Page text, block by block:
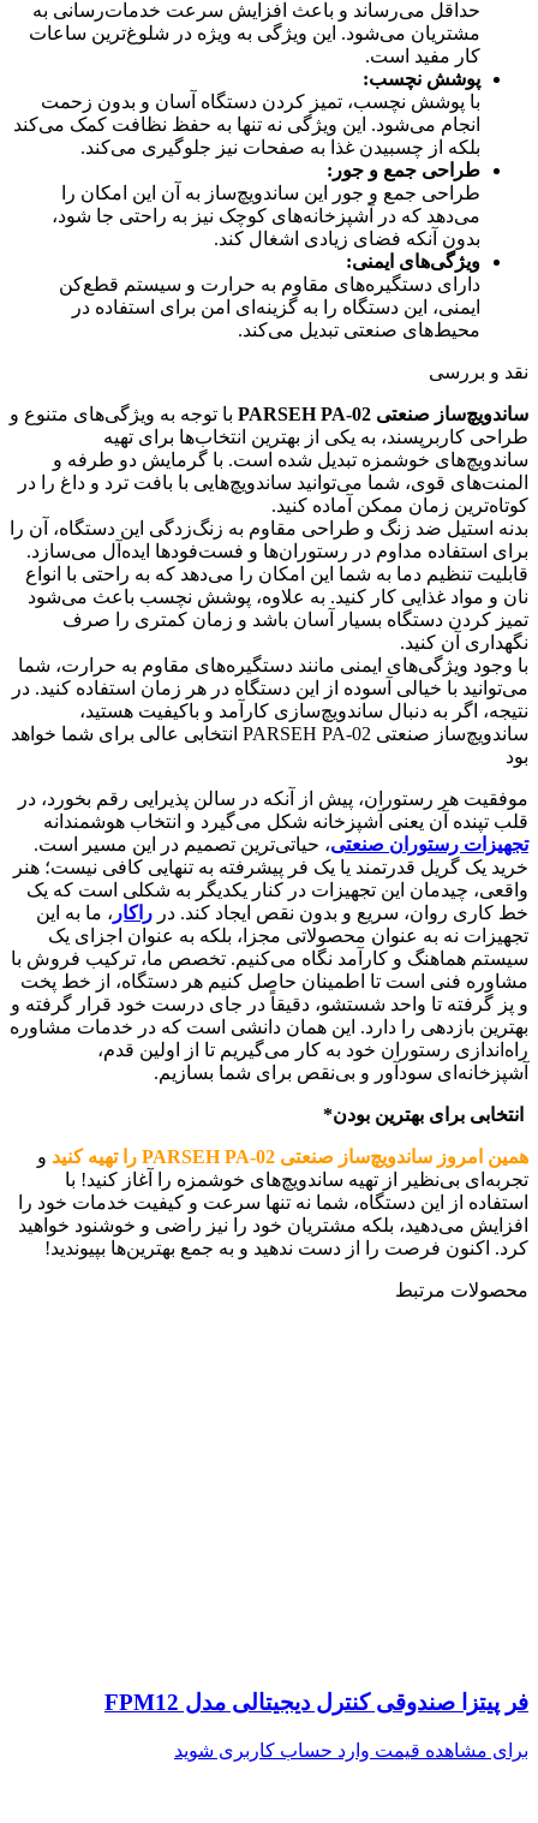
حداقل می‌رساند و باعث افزایش سرعت خدمات‌رسانی به
مشتریان می‌شود. این ویژگی به ویژه در شلوغ‌ترین ساعات
کار مفید است.
پوشش نچسب:
با پوشش نچسب، تمیز کردن دستگاه آسان و بدون زحمت
انجام می‌شود. این ویژگی نه تنها به حفظ نظافت کمک می‌کند
بلکه از چسبیدن غذا به صفحات نیز جلوگیری می‌کند.
طراحی جمع و جور:
طراحی جمع و جور این ساندویچ‌ساز به آن این امکان را
می‌دهد که در آشپزخانه‌های کوچک نیز به راحتی جا شود،
بدون آنکه فضای زیادی اشغال کند.
ویژگی‌های ایمنی:
دارای دستگیره‌های مقاوم به حرارت و سیستم قطع‌کن
ایمنی، این دستگاه را به گزینه‌ای امن برای استفاده در
محیط‌های صنعتی تبدیل می‌کند.
نقد و بررسی
ساندویچ‌ساز صنعتی PARSEH PA-02
با توجه به ویژگی‌های متنوع و
طراحی کاربرپسند، به یکی از بهترین انتخاب‌ها برای تهیه
ساندویچ‌های خوشمزه تبدیل شده است. با گرمایش دو طرفه و
المنت‌های قوی، شما می‌توانید ساندویچ‌هایی با بافت ترد و داغ را در
کوتاه‌ترین زمان ممکن آماده کنید.
بدنه استیل ضد زنگ و طراحی مقاوم به زنگ‌زدگی این دستگاه، آن را
برای استفاده مداوم در رستوران‌ها و فست‌فودها ایده‌آل می‌سازد.
قابلیت تنظیم دما به شما این امکان را می‌دهد که به راحتی با انواع
نان و مواد غذایی کار کنید. به علاوه، پوشش نچسب باعث می‌شود
تمیز کردن دستگاه بسیار آسان باشد و زمان کمتری را صرف
نگهداری آن کنید.
با وجود ویژگی‌های ایمنی مانند دستگیره‌های مقاوم به حرارت، شما
می‌توانید با خیالی آسوده از این دستگاه در هر زمان استفاده کنید. در
نتیجه، اگر به دنبال ساندویچ‌سازی کارآمد و باکیفیت هستید،
ساندویچ‌ساز صنعتی PARSEH PA-02 انتخابی عالی برای شما خواهد
بود
موفقیت هر رستوران، پیش از آنکه در سالن پذیرایی رقم بخورد، در
قلب تپنده آن یعنی آشپزخانه شکل می‌گیرد و انتخاب هوشمندانه
تجهیزات رستوران صنعتی، حیاتی‌ترین تصمیم در این مسیر است.
خرید یک گریل قدرتمند یا یک فر پیشرفته به تنهایی کافی نیست؛ هنر
واقعی، چیدمان این تجهیزات در کنار یکدیگر به شکلی است که یک
خط کاری روان، سریع و بدون نقص ایجاد کند. در راکار ، ما به این
تجهیزات نه به عنوان محصولاتی مجزا، بلکه به عنوان اجزای یک
سیستم هماهنگ و کارآمد نگاه می‌کنیم. تخصص ما، ترکیب فروش با
مشاوره فنی است تا اطمینان حاصل کنیم هر دستگاه، از خط پخت
و پز گرفته تا واحد شستشو، دقیقاً در جای درست خود قرار گرفته و
بهترین بازدهی را دارد. این همان دانشی است که در خدمات مشاوره
راه‌اندازی رستوران خود به کار می‌گیریم تا از اولین قدم،
آشپزخانه‌ای سودآور و بی‌نقص برای شما بسازیم.
انتخابی برای بهترین بودن*
همین امروز ساندویچ‌ساز صنعتی PARSEH PA-02 را تهیه کنید
و
تجربه‌ای بی‌نظیر از تهیه ساندویچ‌های خوشمزه را آغاز کنید! با
استفاده از این دستگاه، شما نه تنها سرعت و کیفیت خدمات خود را
افزایش می‌دهید، بلکه مشتریان خود را نیز راضی و خوشنود خواهید
کرد. اکنون فرصت را از دست ندهید و به جمع بهترین‌ها بپیوندید!
محصولات مرتبط
فر پیتزا صندوقی کنترل دیجیتالی مدل FPM12
برای مشاهده قیمت وارد حساب کاربری شوید